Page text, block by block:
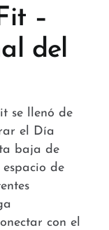
–
del
se llenó de
el Día
baja de
de
con el